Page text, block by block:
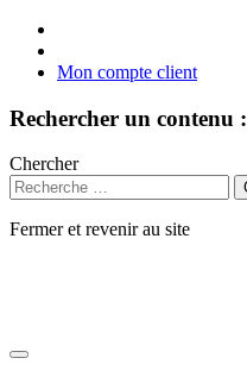
Mon compte client
Rechercher un contenu :
Chercher
Fermer et revenir au site